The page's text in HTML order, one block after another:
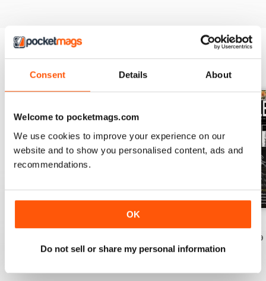
Consent Details About
Welcome to pocketmags.com
We use cookies to improve your experience on our
website and to show you personalised content, ads and
recommendations.
OK
Do not sell or share my personal information
EDIZIONI INDIETRO Visualizza tutti
Al carrello
Vista|Al carrello
€5,99
Vista|Al carrello